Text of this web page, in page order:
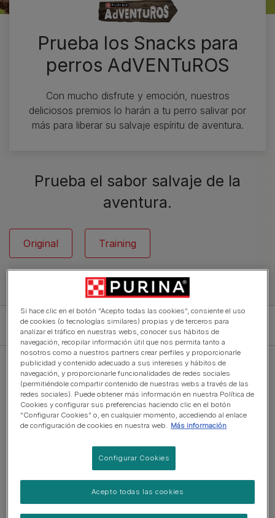
Prueba los Snacks para
perros AdVENTuROS
Con mucho disfrute y emoción, nuestros
deliciosos premios lo harán a tu perro salivar por
más para liberar su salvaje espíritu de aventura.
Prueba el sabor salvaje de la
aventura.
Original Training
Filtro
Si hace clic en el botón “Acepto todas las cookies”, consiente el uso
de cookies (o tecnologías similares) propias y de terceros para
analizar el tráfico en nuestras webs, conocer sus hábitos de
navegación, recopilar información útil que nos permita tanto a
nosotros como a nuestros partners crear perfiles y proporcionarle
publicidad y contenido adecuado a sus intereses y hábitos de
navegación, y proporcionarle funcionalidades de redes sociales
(permitiéndole compartir contenido de nuestras webs a través de las
redes sociales). Puede obtener más información en nuestra Política de
Cookies y configurar sus preferencias haciendo clic en el botón
“Configurar Cookies” o, en cualquier momento, accediendo al enlace
de configuración de cookies en nuestra web. Más información
Configurar Cookies
Acepto todas las cookies